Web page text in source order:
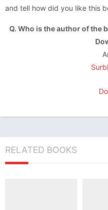
and tell how did you like this
Q. Who is the author of the
RELATED BOOKS